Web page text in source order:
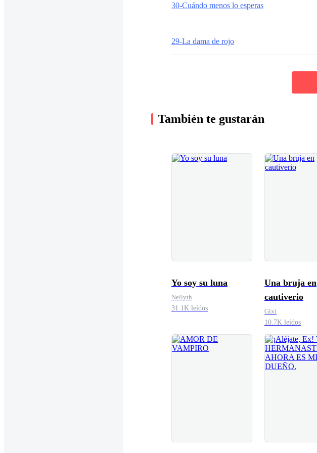
30-Cuándo menos lo esperas
29-La dama de rojo
También te gustarán
Yo soy su luna
Nellyth
31.1K leídos
Una bruja en
cautiverio
Gixi
10.7K leídos